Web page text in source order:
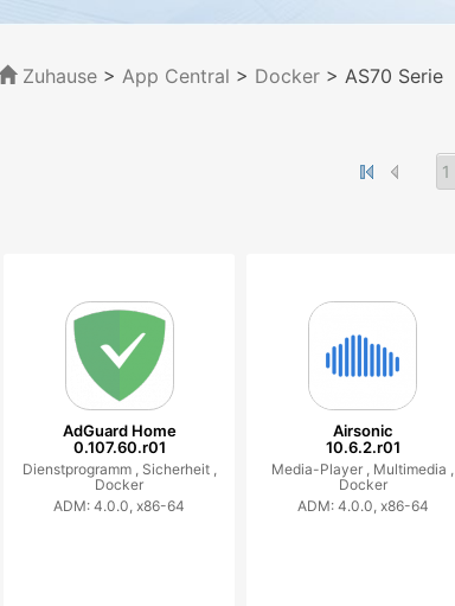
Zuhause> App Central > Docker > AS70 Serie
AdGuard Home
0.107.60.r01
Dienstprogramm , Sicherheit ,
Docker
ADM: 4.0.0, x86-64
Airsonic
10.6.2.r01
Media-Player , Multimedia ,
Docker
ADM: 4.0.0, x86-64